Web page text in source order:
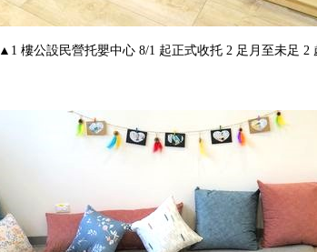
▲1 樓公設民營托嬰中心 8/1 起正式收托 2 足月至未足 2